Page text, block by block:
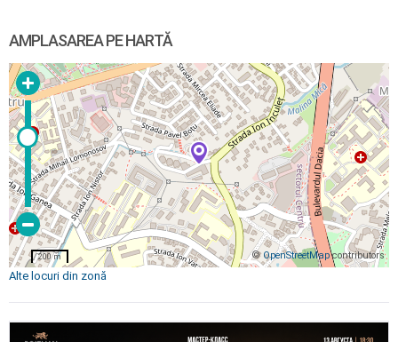
AMPLASAREA PE HARTĂ
© OpenStreetMapcontributors
200 m
Alte locuri din zonă